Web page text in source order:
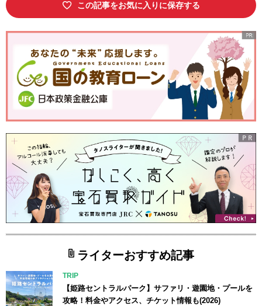
この記事をお気に入りに保存する
ライターおすすめ記事
TRIP
【姫路セントラルパーク】サファリ・遊園地・プールを
攻略！料金やアクセス、チケット情報も(2026)